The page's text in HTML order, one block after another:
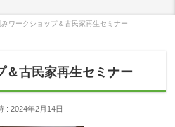
みワークショップ＆古民家再生セミナー
＆古民家再生セミナー
: 2024年2月14日